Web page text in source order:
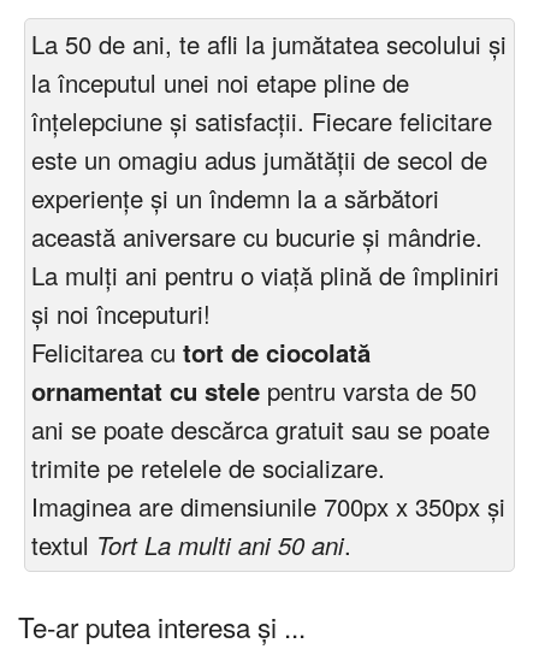
La 50 de ani, te afli la jumătatea secolului și
la începutul unei noi etape pline de
înțelepciune și satisfacții. Fiecare felicitare
este un omagiu adus jumătății de secol de
experiențe și un îndemn la a sărbători
această aniversare cu bucurie și mândrie.
La mulți ani pentru o viață plină de împliniri
și noi începuturi!
Felicitarea cu tort de ciocolată
ornamentat cu stele pentru varsta de 50
ani se poate descărca gratuit sau se poate
trimite pe retelele de socializare.
Imaginea are dimensiunile 700px x 350px și
textul Tort La multi ani 50 ani.
Te-ar putea interesa și ...